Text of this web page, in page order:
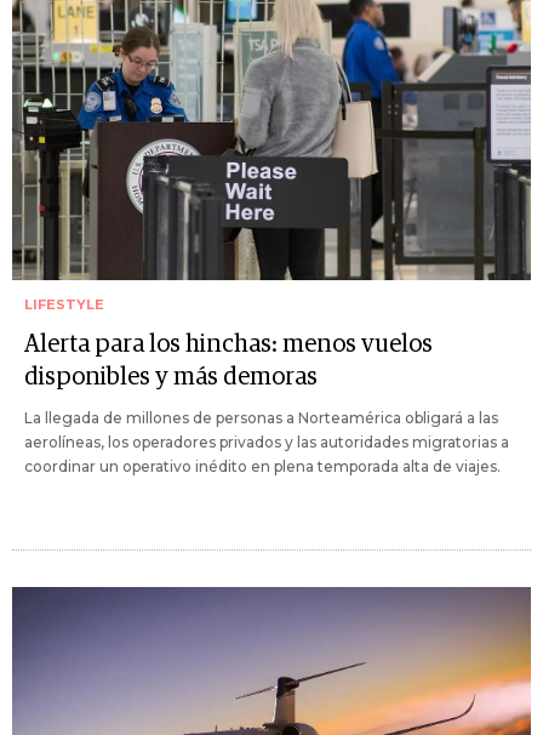
LIFESTYLE
Alerta para los hinchas: menos vuelos
disponibles y más demoras
La llegada de millones de personas a Norteamérica obligará a las
aerolíneas, los operadores privados y las autoridades migratorias a
coordinar un operativo inédito en plena temporada alta de viajes.